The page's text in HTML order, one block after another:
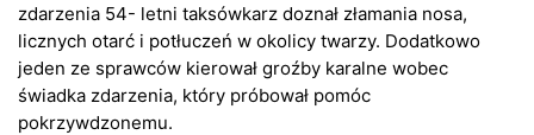
zdarzenia 54- letni taksówkarz doznał złamania nosa,
licznych otarć i potłuczeń w okolicy twarzy. Dodatkowo
jeden ze sprawców kierował groźby karalne wobec
świadka zdarzenia, który próbował pomóc
pokrzywdzonemu.